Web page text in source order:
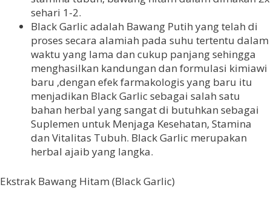
sehari 1-2.
Black Garlic adalah Bawang Putih yang telah di
proses secara alamiah pada suhu tertentu dalam
waktu yang lama dan cukup panjang sehingga
menghasilkan kandungan dan formulasi kimiawi
baru ,dengan efek farmakologis yang baru itu
menjadikan Black Garlic sebagai salah satu
bahan herbal yang sangat di butuhkan sebagai
Suplemen untuk Menjaga Kesehatan, Stamina
dan Vitalitas Tubuh. Black Garlic merupakan
herbal ajaib yang langka.
Ekstrak Bawang Hitam (Black Garlic)